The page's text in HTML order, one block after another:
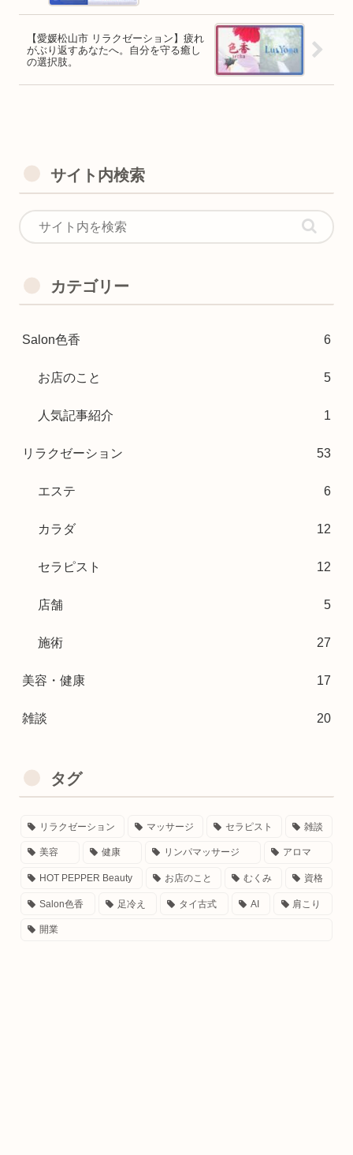
【愛媛松山市 リラクゼーション】疲れ
がぶり返すあなたへ。自分を守る癒し
の選択肢。
サイト内検索
カテゴリー
Salon色香 6
お店のこと 5
人気記事紹介 1
リラクゼーション 53
エステ 6
カラダ 12
セラピスト 12
店舗 5
施術 27
美容・健康 17
雑談 20
タグ
リラクゼーション マッサージ セラピスト 雑談
美容 健康 リンパマッサージ アロマ
HOT PEPPER Beauty お店のこと むくみ 資格
Salon色香 足冷え タイ古式 AI 肩こり
開業